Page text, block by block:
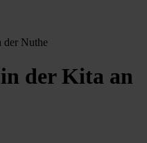
der Nuthe
der Kita an